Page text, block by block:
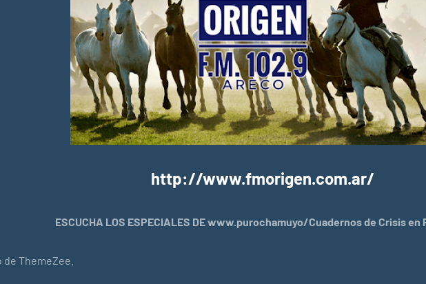
http://www.fmorigen.com.ar/
ESCUCHA LOS ESPECIALES DE www.purochamuyo/Cuadernos de Crisis en
ThemeZee.